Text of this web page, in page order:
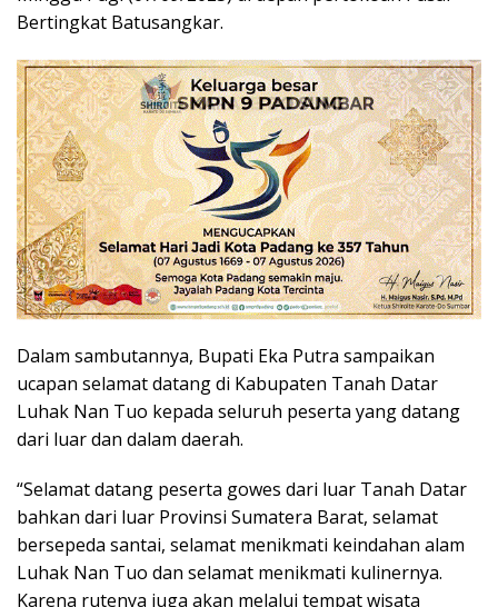
Bertingkat Batusangkar.
Dalam sambutannya, Bupati Eka Putra sampaikan
ucapan selamat datang di Kabupaten Tanah Datar
Luhak Nan Tuo kepada seluruh peserta yang datang
dari luar dan dalam daerah.
“Selamat datang peserta gowes dari luar Tanah Datar
bahkan dari luar Provinsi Sumatera Barat, selamat
bersepeda santai, selamat menikmati keindahan alam
Luhak Nan Tuo dan selamat menikmati kulinernya.
Karena rutenya juga akan melalui tempat wisata